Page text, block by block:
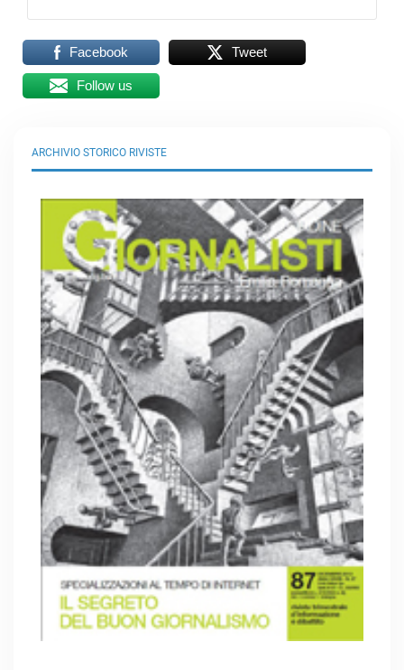
Facebook Tweet
Follow us
ARCHIVIO STORICO RIVISTE